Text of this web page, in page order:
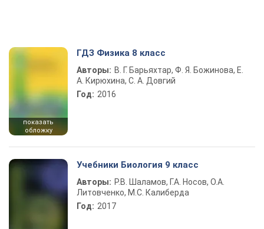
показать
обложку
ГДЗ Физика 8 класс
Авторы: В. Г. Барьяхтар, Ф. Я. Божинова, Е.
А. Кирюхина, С. А. Довгий
Год: 2016
Учебники Биология 9 класс
Авторы: Р.В. Шаламов, Г.А. Носов, О.А.
Литовченко, М.С. Калиберда
Год: 2017